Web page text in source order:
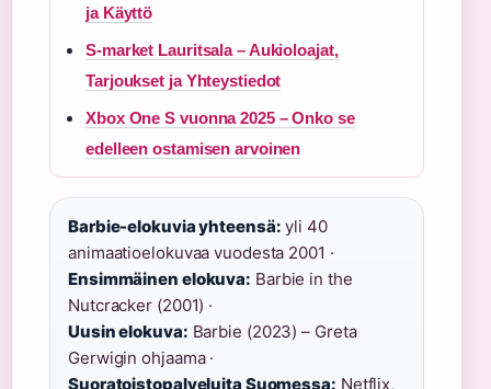
ja Käyttö
S-market Lauritsala – Aukioloajat,
Tarjoukset ja Yhteystiedot
Xbox One S vuonna 2025 – Onko se
edelleen ostamisen arvoinen
Barbie-elokuvia yhteensä: yli 40
animaatioelokuvaa vuodesta 2001 ·
Ensimmäinen elokuva: Barbie in the
Nutcracker (2001) ·
Uusin elokuva: Barbie (2023) – Greta
Gerwigin ohjaama ·
Suoratoistopalveluita Suomessa: Netflix,